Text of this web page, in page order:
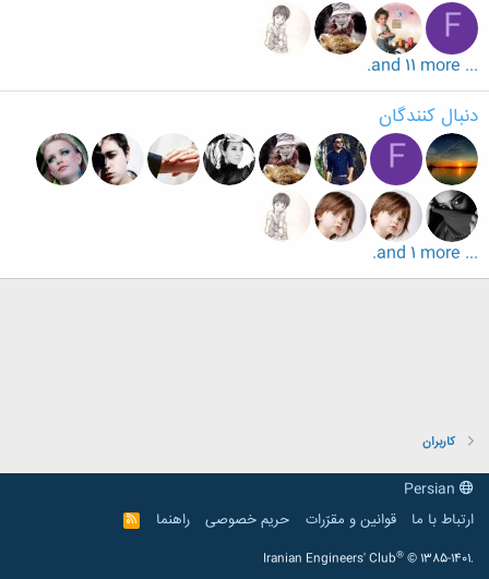
F
... and 11 more.
دنبال کنندگان
F
... and 1 more.
کاربران
ارتباط با ما
قوانین و مقرّرات حریم خصوصی راهنما
R
S
Iranian Engineers' Club® © 1385-1401.